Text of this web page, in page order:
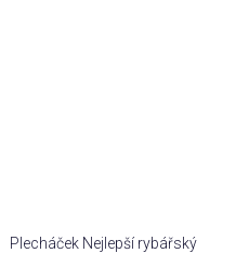
Plecháček Nejlepší rybářský